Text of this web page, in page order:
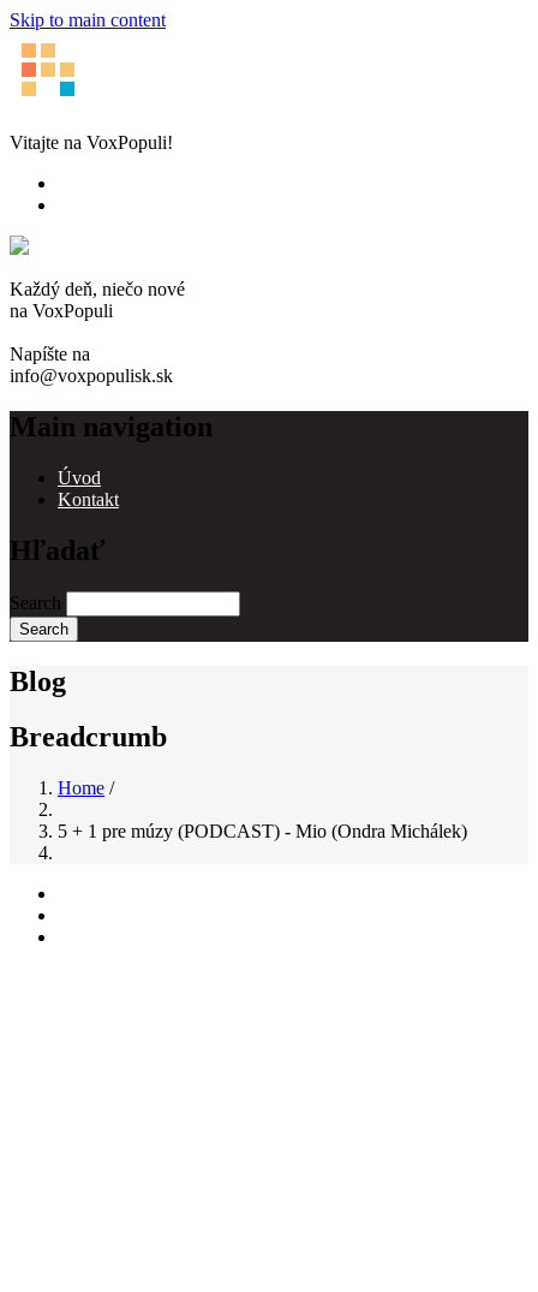
Skip to main content
Vitajte na VoxPopuli!
Každý deň, niečo nové
na VoxPopuli
Napíšte na
info@voxpopulisk.sk
Main navigation
Úvod
Kontakt
Hľadať
Search
Blog
Breadcrumb
Home /
5 + 1 pre múzy (PODCAST) - Mio (Ondra Michálek)